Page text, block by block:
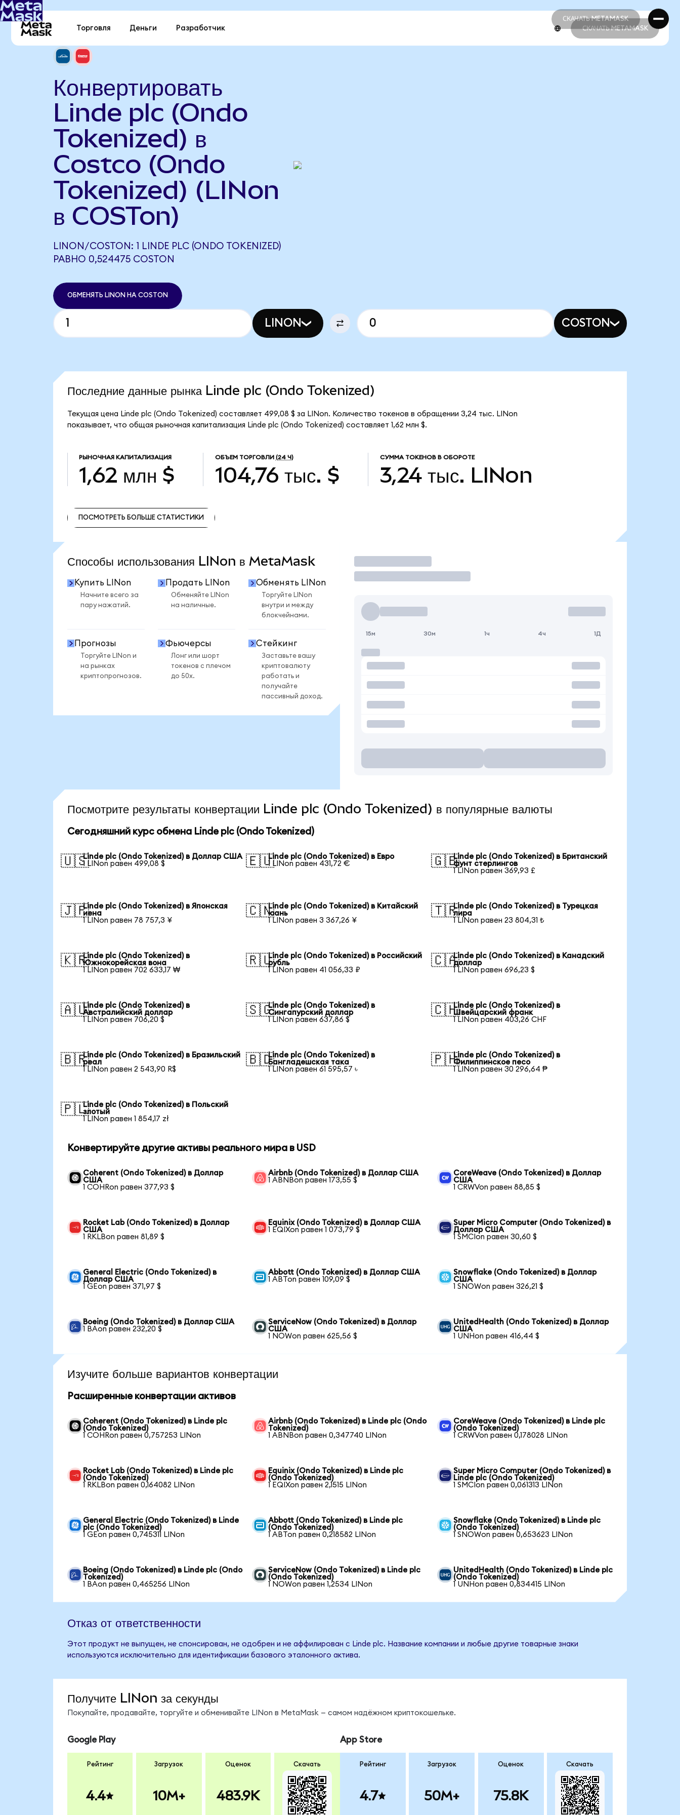
СКАЧАТЬ METAMASK
СКАЧАТЬ METAMASK
Торговля Деньги Разработчик СКАЧАТЬ METAMASK
Конвертировать
Linde plc (Ondo
Tokenized) в
Costco (Ondo
Tokenized) (LINon
в COSTon)
LINON/COSTON: 1 LINDE PLC (ONDO TOKENIZED)
РАВНО 0,524475 COSTON
ОБМЕНЯТЬ LINON НА COSTON
LINON COSTON
Последние данные рынка Linde plc (Ondo Tokenized)
Текущая цена Linde plc (Ondo Tokenized) составляет 499,08 $ за LINon. Количество токенов в обращении 3,24 тыс. LINon
показывает, что общая рыночная капитализация Linde plc (Ondo Tokenized) составляет 1,62 млн $.
РЫНОЧНАЯ КАПИТАЛИЗАЦИЯ
1,62 млн $
ОБЪЕМ ТОРГОВЛИ (24 Ч)
104,76 тыс. $
СУММА ТОКЕНОВ В ОБОРОТЕ
3,24 тыс. LINon
ПОСМОТРЕТЬ БОЛЬШЕ СТАТИСТИКИ
Способы использования LINon в MetaMask
Купить LINon
Начните всего за
пару нажатий.
Продать LINon
Обменяйте LINon
на наличные.
Обменять LINon
Торгуйте LINon
внутри и между
блокчейнами.
Прогнозы
Торгуйте LINon и
на рынках
криптопрогнозов.
Фьючерсы
Лонг или шорт
токенов с плечом
до 50x.
Стейкинг
Заставьте вашу
криптовалюту
работать и
получайте
пассивный доход.
Торговать
15м 30м 1ч 4ч 1Д
Посмотрите результаты конвертации Linde plc (Ondo Tokenized) в популярные валюты
Сегодняшний курс обмена Linde plc (Ondo Tokenized)
🇺🇸Linde plc (Ondo Tokenized) в Доллар США
1 LINon равен 499,08 $
🇪🇺Linde plc (Ondo Tokenized) в Евро
1 LINon равен 431,72 €
🇬🇧Linde plc (Ondo Tokenized) в Британский
фунт стерлингов
1 LINon равен 369,93 £
🇯🇵Linde plc (Ondo Tokenized) в Японская
иена
1 LINon равен 78 757,3 ¥
🇨🇳Linde plc (Ondo Tokenized) в Китайский
юань
1 LINon равен 3 367,26 ¥
🇹🇷Linde plc (Ondo Tokenized) в Турецкая
лира
1 LINon равен 23 804,31 ₺
🇰🇷Linde plc (Ondo Tokenized) в
Южнокорейская вона
1 LINon равен 702 633,17 ₩
🇷🇺Linde plc (Ondo Tokenized) в Российский
рубль
1 LINon равен 41 056,33 ₽
🇨🇦Linde plc (Ondo Tokenized) в Канадский
доллар
1 LINon равен 696,23 $
🇦🇺Linde plc (Ondo Tokenized) в
Австралийский доллар
1 LINon равен 706,20 $
🇸🇬Linde plc (Ondo Tokenized) в
Сингапурский доллар
1 LINon равен 637,86 $
🇨🇭Linde plc (Ondo Tokenized) в
Швейцарский франк
1 LINon равен 403,26 CHF
🇧🇷Linde plc (Ondo Tokenized) в Бразильский
реал
1 LINon равен 2 543,90 R$
🇧🇩Linde plc (Ondo Tokenized) в
Бангладешская така
1 LINon равен 61 595,57 ৳
🇵🇭Linde plc (Ondo Tokenized) в
Филиппинское песо
1 LINon равен 30 296,64 ₱
🇵🇱Linde plc (Ondo Tokenized) в Польский
злотый
1 LINon равен 1 854,17 zł
Конвертируйте другие активы реального мира в USD
Coherent (Ondo Tokenized) в Доллар
США
1 COHRon равен 377,93 $
Airbnb (Ondo Tokenized) в Доллар США
1 ABNBon равен 173,55 $
CoreWeave (Ondo Tokenized) в Доллар
США
1 CRWVon равен 88,85 $
Rocket Lab (Ondo Tokenized) в Доллар
США
1 RKLBon равен 81,89 $
Equinix (Ondo Tokenized) в Доллар США
1 EQIXon равен 1 073,79 $
Super Micro Computer (Ondo Tokenized) в
Доллар США
1 SMCIon равен 30,60 $
General Electric (Ondo Tokenized) в
Доллар США
1 GEon равен 371,97 $
Abbott (Ondo Tokenized) в Доллар США
1 ABTon равен 109,09 $
Snowflake (Ondo Tokenized) в Доллар
США
1 SNOWon равен 326,21 $
Boeing (Ondo Tokenized) в Доллар США
1 BAon равен 232,20 $
ServiceNow (Ondo Tokenized) в Доллар
США
1 NOWon равен 625,56 $
UnitedHealth (Ondo Tokenized) в Доллар
США
1 UNHon равен 416,44 $
Изучите больше вариантов конвертации
Расширенные конвертации активов
Coherent (Ondo Tokenized) в Linde plc
(Ondo Tokenized)
1 COHRon равен 0,757253 LINon
Airbnb (Ondo Tokenized) в Linde plc (Ondo
Tokenized)
1 ABNBon равен 0,347740 LINon
CoreWeave (Ondo Tokenized) в Linde plc
(Ondo Tokenized)
1 CRWVon равен 0,178028 LINon
Rocket Lab (Ondo Tokenized) в Linde plc
(Ondo Tokenized)
1 RKLBon равен 0,164082 LINon
Equinix (Ondo Tokenized) в Linde plc
(Ondo Tokenized)
1 EQIXon равен 2,1515 LINon
Super Micro Computer (Ondo Tokenized) в
Linde plc (Ondo Tokenized)
1 SMCIon равен 0,061313 LINon
General Electric (Ondo Tokenized) в Linde
plc (Ondo Tokenized)
1 GEon равен 0,745311 LINon
Abbott (Ondo Tokenized) в Linde plc
(Ondo Tokenized)
1 ABTon равен 0,218582 LINon
Snowflake (Ondo Tokenized) в Linde plc
(Ondo Tokenized)
1 SNOWon равен 0,653623 LINon
Boeing (Ondo Tokenized) в Linde plc (Ondo
Tokenized)
1 BAon равен 0,465256 LINon
ServiceNow (Ondo Tokenized) в Linde plc
(Ondo Tokenized)
1 NOWon равен 1,2534 LINon
UnitedHealth (Ondo Tokenized) в Linde plc
(Ondo Tokenized)
1 UNHon равен 0,834415 LINon
Отказ от ответственности
Этот продукт не выпущен, не спонсирован, не одобрен и не аффилирован с Linde plc. Название компании и любые другие товарные знаки
используются исключительно для идентификации базового эталонного актива.
Получите LINon за секунды
Покупайте, продавайте, торгуйте и обменивайте LINon в MetaMask — самом надёжном криптокошельке.
Google Play
Рейтинг
4.4
Загрузок
10M+
Оценок
483.9K
Скачать
App Store
Рейтинг
4.7
Загрузок
50M+
Оценок
75.8K
Скачать